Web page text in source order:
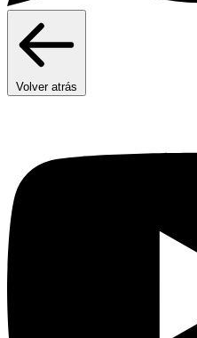
Volver atrás